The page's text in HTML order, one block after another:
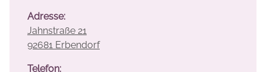
Adresse:
Jahnstraße 21
92681 Erbendorf
Telefon: